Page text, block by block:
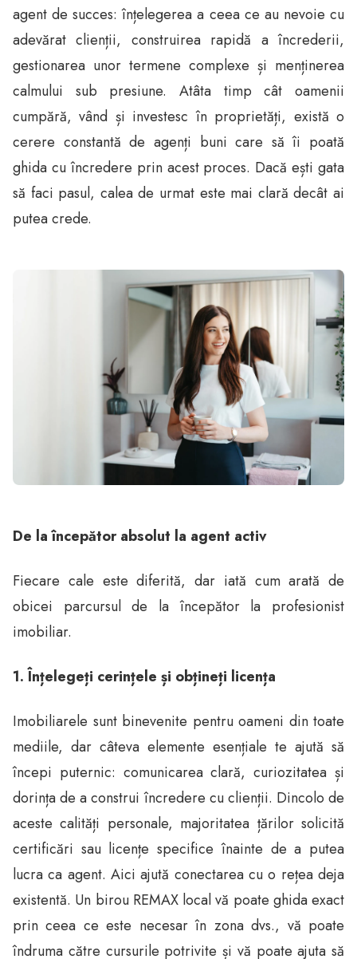
agent de succes: înțelegerea a ceea ce au nevoie cu
adevărat clienții, construirea rapidă a încrederii,
gestionarea unor termene complexe și menținerea
calmului sub presiune. Atâta timp cât oamenii
cumpără, vând și investesc în proprietăți, există o
cerere constantă de agenți buni care să îi poată
ghida cu încredere prin acest proces. Dacă ești gata
să faci pasul, calea de urmat este mai clară decât ai
putea crede.
De la începător absolut la agent activ
Fiecare cale este diferită, dar iată cum arată de
obicei parcursul de la începător la profesionist
imobiliar.
1. Înțelegeți cerințele și obțineți licența
Imobiliarele sunt binevenite pentru oameni din toate
mediile, dar câteva elemente esențiale te ajută să
începi puternic: comunicarea clară, curiozitatea și
dorința de a construi încredere cu clienții. Dincolo de
aceste calități personale, majoritatea țărilor solicită
certificări sau licențe specifice înainte de a putea
lucra ca agent. Aici ajută conectarea cu o rețea deja
existentă. Un birou REMAX local vă poate ghida exact
prin ceea ce este necesar în zona dvs., vă poate
îndruma către cursurile potrivite și vă poate ajuta să